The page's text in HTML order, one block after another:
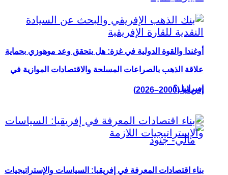
أوغندا والقوة الدولية في غزة: هل يتحقق وعد موهوزي بحماية
إسرائيل؟
علاقة الذهب بالصراعات المسلحة والاقتصادات الموازية في
إفريقيا (2000–2026)
بناء اقتصادات المعرفة في إفريقيا: السياسات والإستراتيجيات